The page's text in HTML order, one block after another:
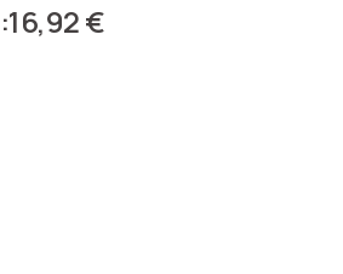
16,92€